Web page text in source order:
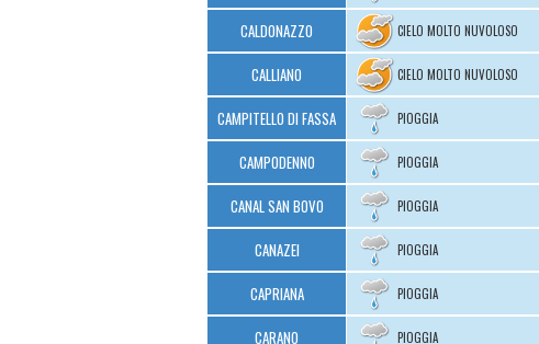
CALDONAZZO CIELO MOLTO NUVOLOSO
CALLIANO CIELO MOLTO NUVOLOSO
CAMPITELLO DI FASSA PIOGGIA
CAMPODENNO PIOGGIA
CANAL SAN BOVO PIOGGIA
CANAZEI PIOGGIA
CAPRIANA PIOGGIA
CARANO PIOGGIA